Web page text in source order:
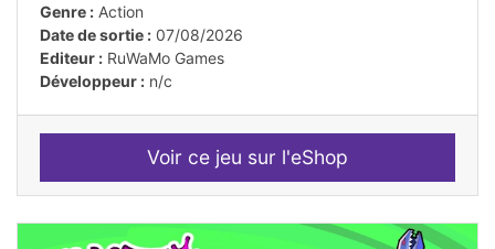
Genre : Action
Date de sortie : 07/08/2026
Editeur : RuWaMo Games
Développeur : n/c
Voir ce jeu sur l'eShop